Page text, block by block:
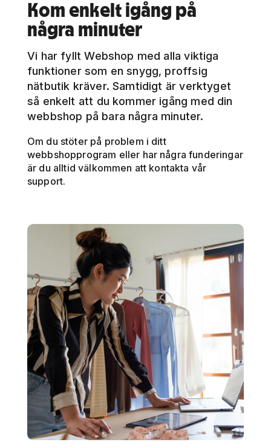
Kom enkelt igång på
några minuter
Vi har fyllt Webshop med alla viktiga
funktioner som en snygg, proffsig
nätbutik kräver. Samtidigt är verktyget
så enkelt att du kommer igång med din
webbshop på bara några minuter.
Om du stöter på problem i ditt
webbshopprogram eller har några funderingar
är du alltid välkommen att kontakta vår
support.